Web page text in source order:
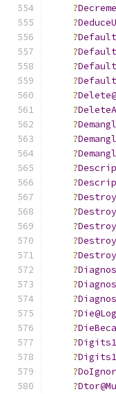
?
?
?
?
?
?
?
?
?
?
?
?
?
?
?
?
?
?
?
?
?
?
?
?
?
?
?